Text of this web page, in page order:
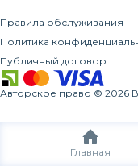
Главная
Правила обслуживания
Политика
Публичный договор
Авторское право © 2026